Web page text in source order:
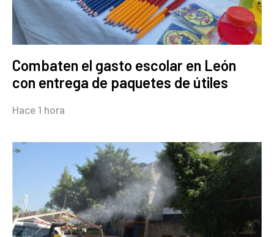
Combaten el gasto escolar en León
con entrega de paquetes de útiles
Hace 1 hora